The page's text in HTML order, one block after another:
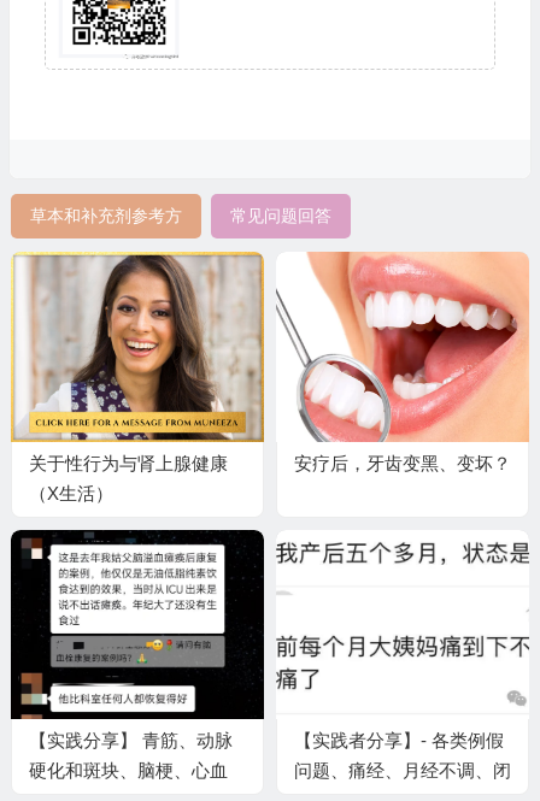
草本和补充剂参考方 常见问题回答
关于性行为与肾上腺健康
（X生活）
安疗后，牙齿变黑、变坏？
【实践分享】 青筋、动脉
硬化和斑块、脑梗、心血
【实践者分享】- 各类例假
问题、痛经、月经不调、闭